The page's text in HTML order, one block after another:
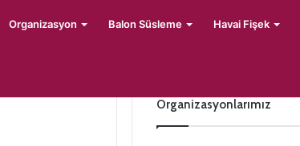
Organizasyon Balon Süsleme Havai Fişek
Organizasyonlarımız